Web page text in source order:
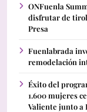
ONFuenla
disfrutar de
Presa
Fuenlabrada
remodelación
Éxito del
1.600 mujeres
Valiente junto a